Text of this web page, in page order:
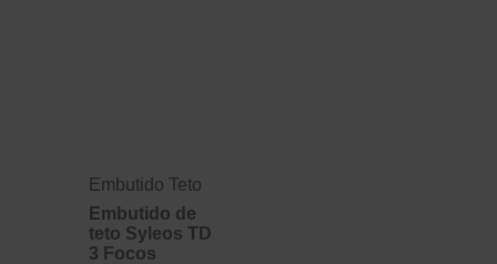
Embutido Teto
Embutido de
teto Syleos TD
3 Focos